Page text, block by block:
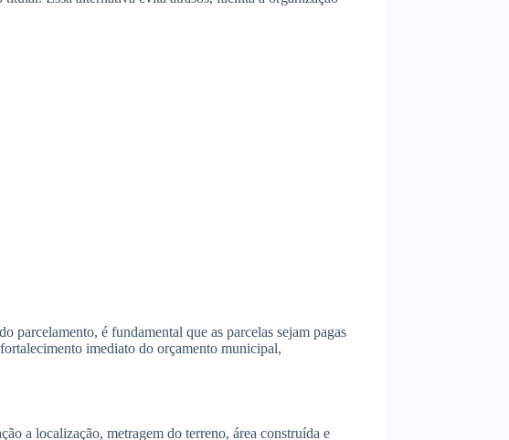
parcelamento, é fundamental que as parcelas sejam pagas
imediato do orçamento municipal,
a localização, metragem do terreno, área construída e